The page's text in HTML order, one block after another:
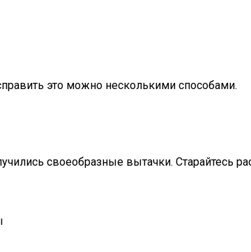
это можно несколькими способами.
своеобразные вытачки. Старайтесь